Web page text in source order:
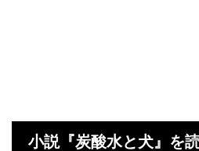
小説『炭酸水と犬』を